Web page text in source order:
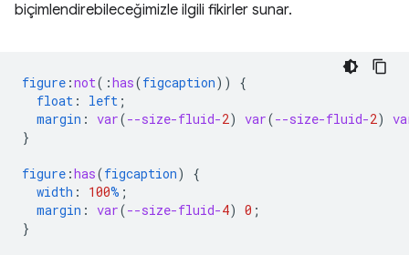
biçimlendirebileceğimizle ilgili fikirler sunar.
figure :not( :has(figcaption))
{
float : left ;
margin : var(--size-fluid-2) var(--size-fluid-2)
}
figure :has(figcaption)
{
width : 100% ;
margin : var(--size-fluid-4) 0 ;
}